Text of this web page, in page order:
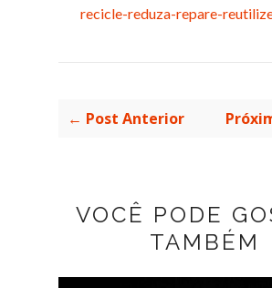
recicle-reduza-repare-
← Post Anterior
VOCÊ PODE
TAMBÉM